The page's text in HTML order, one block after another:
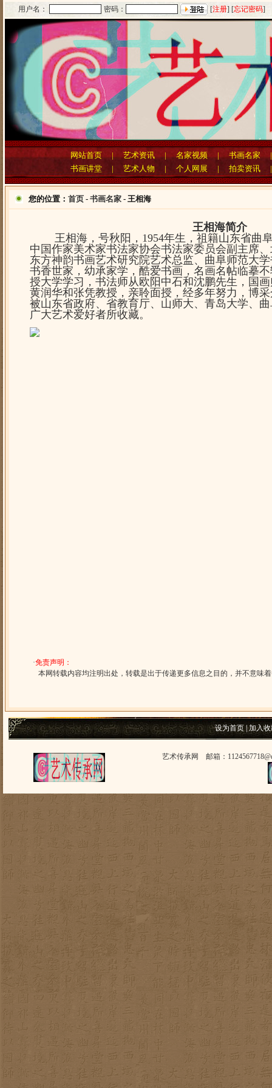
用户名： 密码： [注册] [忘记密码]
网站首页 |艺术资讯 |名家视频 |书画名家
书画讲堂
| 艺术人物 | 个人网展 | 拍卖资讯
您的位置： 首页 - 书画名家 - 王相海
王相海简介
王相海，号秋阳，1954年生，祖籍山东省曲
中国作家美术家书法家协会书法家委员会副主席
东方神韵书画艺术研究院艺术总监、曲阜师范大
书香世家，幼承家学，酷爱书画，名画名帖临摹
授大学学习，书法师从欧阳中石和沈鹏先生，国
黄润华和张凭教授，亲聆面授，经多年努力，博
被山东省政府、省教育厅、山师大、青岛大学、
广大艺术爱好者所收藏。
·免责声明：
本网转载内容均注明出处，转载是出于传递更多信息之目的，并不意味
设为首页 加入
艺术传承网 邮箱：